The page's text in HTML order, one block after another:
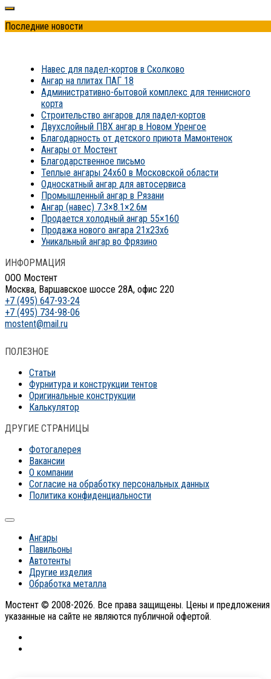
Последние новости
Навес для падел-кортов в Сколково
Ангар на плитах ПАГ 18
Административно-бытовой комплекс для теннисного
корта
Строительство ангаров для падел-кортов
Двухслойный ПВХ ангар в Новом Уренгое
Благодарность от детского приюта Мамонтенок
Ангары от Мостент
Благодарственное письмо
Теплые ангары 24х60 в Московской области
Односкатный ангар для автосервиса
Промышленный ангар в Рязани
Ангар (навес) 7.3×8.1×2.6м
Продается холодный ангар 55×160
Продажа нового ангара 21x23x6
Уникальный ангар во Фрязино
ИНФОРМАЦИЯ
ООО Мостент
Москва, Варшавское шоссе 28А, офис 220
+7 (495) 647-93-24
+7 (495) 734-98-06
mostent@mail.ru
ПОЛЕЗНОЕ
Статьи
Фурнитура и конструкции тентов
Оригинальные конструкции
Калькулятор
ДРУГИЕ СТРАНИЦЫ
Фотогалерея
Вакансии
О компании
Согласие на обработку персональных данных
Политика конфиденциальности
Ангары
Павильоны
Автотенты
Другие изделия
Обработка металла
Мостент © 2008-2026. Все права защищены. Цены и предложения
указанные на сайте не являются публичной офертой.